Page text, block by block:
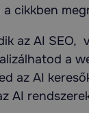
cikkben
az AI SEO,
a
az AI
AI